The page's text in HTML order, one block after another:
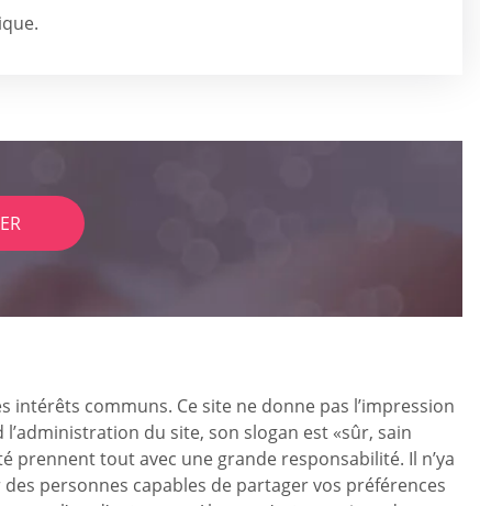
communs. Ce site ne donne pas l’impression
du site, son slogan est «sûr, sain
prennent tout avec une grande responsabilité. Il n’ya
personnes capables de partager vos préférences